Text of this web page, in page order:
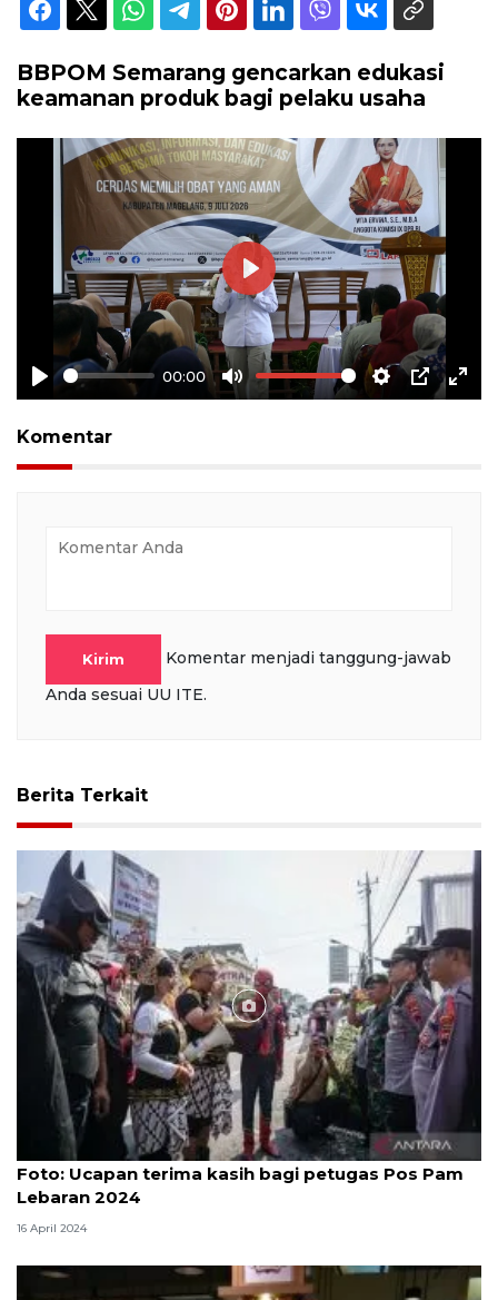
BBPOM Semarang gencarkan edukasi
keamanan produk bagi pelaku usaha
Play
00:00
Mute Settings
PIP
Play
Komentar
Kirim
Komentar menjadi tanggung-jawab
Anda sesuai UU ITE.
Berita Terkait
Foto: Ucapan terima kasih bagi petugas Pos Pam
Lebaran 2024
16 April 2024